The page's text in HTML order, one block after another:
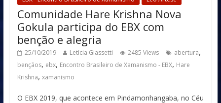
Comunidade Hare Krishna Nova
Gokula participa do EBX com
benção e alegria
25/10/2019 Letícia Giassetti 2485 Views abertura,
bençãos, ebx, Encontro Brasileiro de Xamanismo - EBX, Hare
Krishna, xamanismo
O EBX 2019, que acontece em Pindamonhangaba, no Céu